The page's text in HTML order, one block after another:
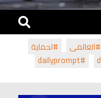
#العالمي
#لحماية
#dailyprompt